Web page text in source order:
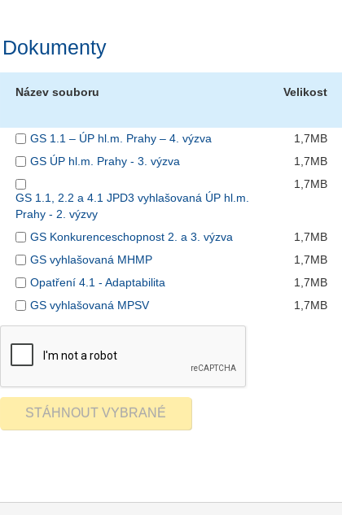
Dokumenty
Název souboru Velikost
GS 1.1 – ÚP hl.m. Prahy – 4. výzva 1,7MB
GS ÚP hl.m. Prahy - 3. výzva
1,7MB
GS 1.1, 2.2 a 4.1 JPD3 vyhlašovaná ÚP hl.m.
Prahy - 2. výzvy
1,7MB
GS Konkurenceschopnost 2. a 3. výzva 1,7MB
GS vyhlašovaná MHMP
1,7MB
Opatření 4.1 - Adaptabilita
1,7MB
GS vyhlašovaná MPSV
1,7MB